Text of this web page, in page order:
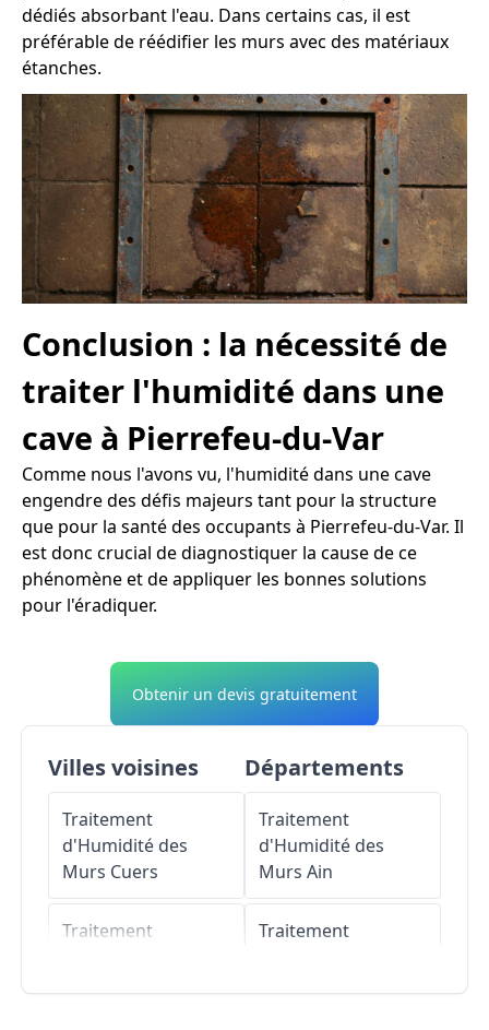
dédiés absorbant l'eau. Dans certains cas, il est
préférable de réédifier les murs avec des matériaux
étanches.
Conclusion : la nécessité de
traiter l'humidité dans une
cave à Pierrefeu-du-Var
Comme nous l'avons vu, l'humidité dans une cave
engendre des défis majeurs tant pour la structure
que pour la santé des occupants à Pierrefeu-du-Var. Il
est donc crucial de diagnostiquer la cause de ce
phénomène et de appliquer les bonnes solutions
pour l'éradiquer.
Obtenir un devis gratuitement
Villes voisines
Traitement
d'Humidité des
Murs Cuers
Traitement
Départements
Traitement
d'Humidité des
Murs Ain
Traitement